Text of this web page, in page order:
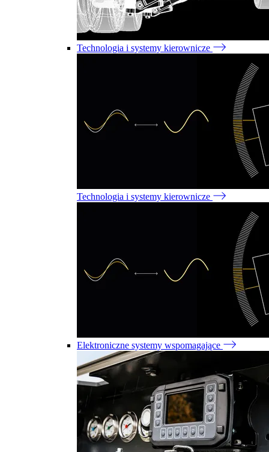
Technologia i systemy kierownicze
Technologia i systemy kierownicze
Elektroniczne systemy wspomagające